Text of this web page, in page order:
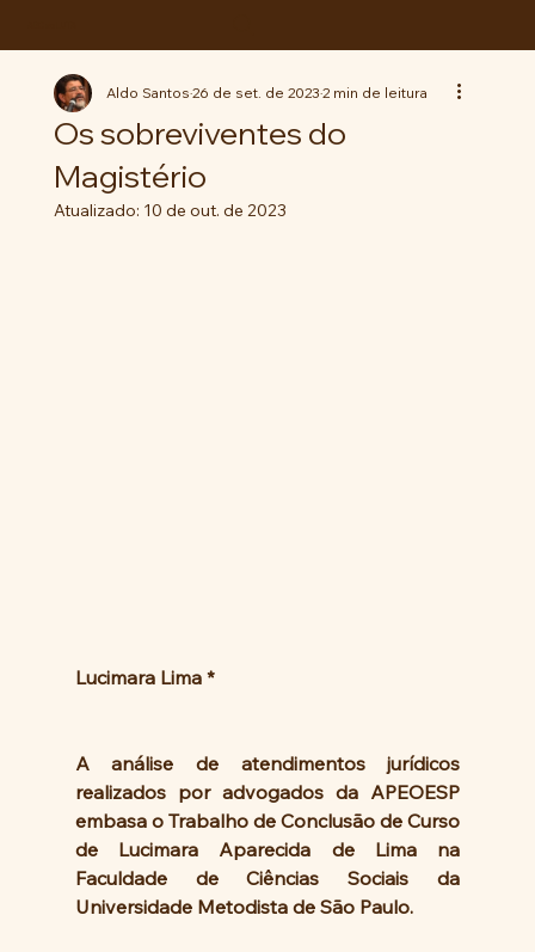
Os sobreviventes do
Magistério
Aldo Santos26 de set. de 20232 min de leitura
Atualizado: 10 de out. de 2023
Lucimara Lima *
A análise de atendimentos jurídicos
realizados por advogados da APEOESP
embasa o Trabalho de Conclusão de Curso
de Lucimara Aparecida de Lima na
Faculdade de Ciências Sociais da
Universidade Metodista de São Paulo.